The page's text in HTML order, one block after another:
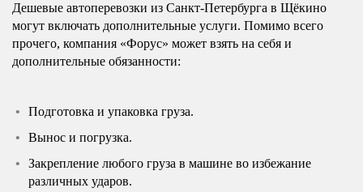
Дешевые автоперевозки из Санкт-Петербурга в Щёкино
могут включать дополнительные услуги. Помимо всего
прочего, компания «Форус» может взять на себя и
дополнительные обязанности:
Подготовка и упаковка груза.
Вынос и погрузка.
Закрепление любого груза в машине во избежание
различных ударов.